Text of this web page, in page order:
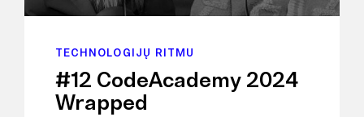
TECHNOLOGIJŲ RITMU
#12 CodeAcademy 2024
Wrapped